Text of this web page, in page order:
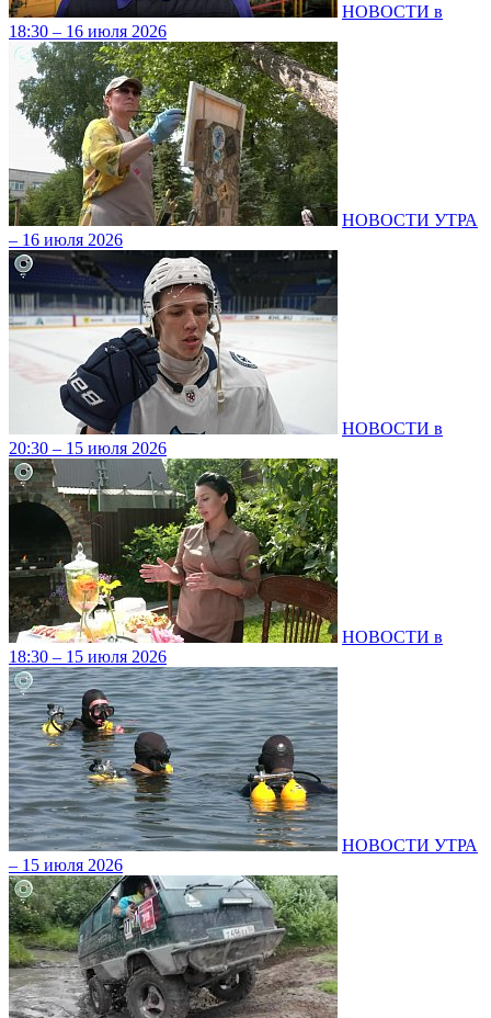
НОВОСТИ в
18:30 – 16 июля 2026
НОВОСТИ УТРА
– 16 июля 2026
НОВОСТИ в
20:30 – 15 июля 2026
НОВОСТИ в
18:30 – 15 июля 2026
НОВОСТИ УТРА
– 15 июля 2026